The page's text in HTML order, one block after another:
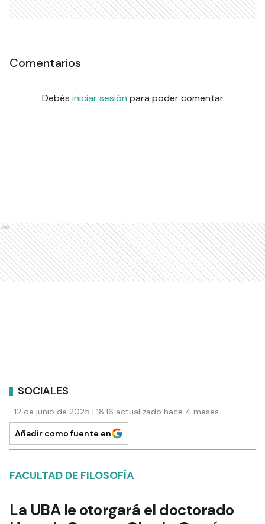
Comentarios
Debés iniciar sesión para poder comentar
Ads
SOCIALES
12 de junio de 2025 | 18:16 actualizado hace 4 meses
Añadir como fuente en
FACULTAD DE FILOSOFÍA
La UBA le otorgará el doctorado